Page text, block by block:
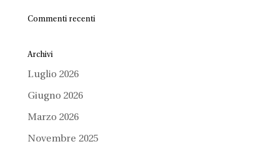
Commenti recenti
Archivi
Luglio 2026
Giugno 2026
Marzo 2026
Novembre 2025